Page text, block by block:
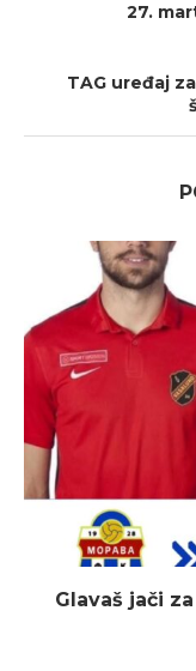
27.
TAG uređaj
Glavaš jači